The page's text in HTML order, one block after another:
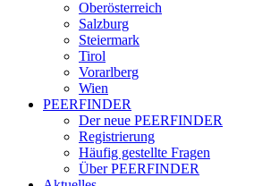
Oberösterreich
Salzburg
Steiermark
Tirol
Vorarlberg
Wien
PEERFINDER
Der neue PEERFINDER
Registrierung
Häufig gestellte Fragen
Über PEERFINDER